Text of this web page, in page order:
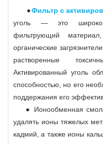
●Фильтр с
уголь — это широко
фильтрующий
органические
растворенные
Активированный уголь
способностью, но его
поддержания его
● Ионообменная
удалять ионы тяжелых
кадмий, а также ионы